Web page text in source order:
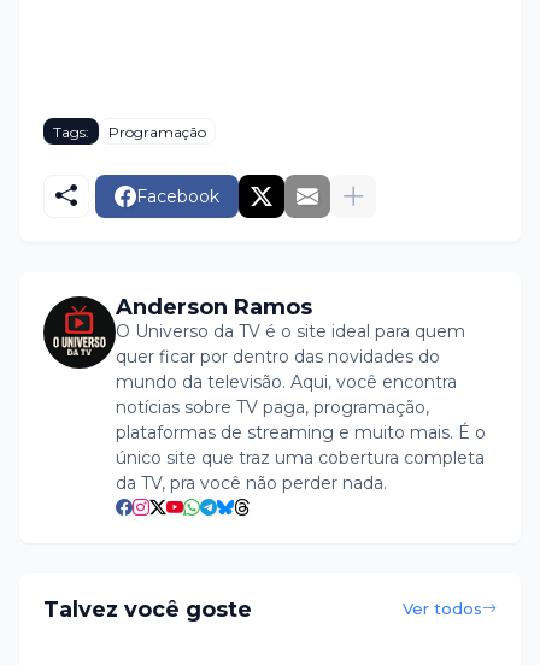
Tags: Programação
Facebook
Anderson Ramos
O Universo da TV é o site ideal para quem
quer ficar por dentro das novidades do
mundo da televisão. Aqui, você encontra
notícias sobre TV paga, programação,
plataformas de streaming e muito mais. É o
único site que traz uma cobertura completa
da TV, pra você não perder nada.
Talvez você goste Ver todos